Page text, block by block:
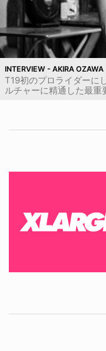
INTERVIEW - AKIRA OZAWA
T19初のプロライダーに
ルチャーに精通した最重